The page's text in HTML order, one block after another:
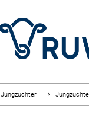
Jungzüchter